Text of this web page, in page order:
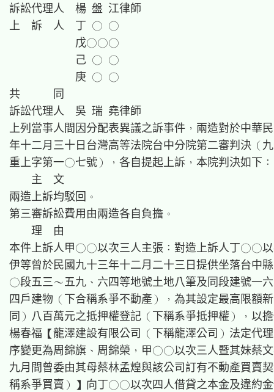
訴訟代理人　楊 盤 江律師
上　訴　人　丁 ○ ○
戊○○○
己 ○ ○
庚 ○ ○
共　　　同
訴訟代理人　吳 瑞 堯律師
上列當事人間因分配表異議之訴事件，兩造對於中華
年十二月三十日台灣高等法院台中分院第二審判決（
重上字第一○七號），各自提起上訴，本院判決如下：
    主  文
兩造上訴均駁回。
第三審訴訟費用由兩造各自負擔。
    理  由
本件上訴人甲○○以次三人主張：對造上訴人丁○○以
伊等曾於民國九十三年十二月二十三日提供坐落台中
○段五三～五九、六四等地號土地八筆及同段建號一
四戶建物（下合稱系爭不動產），為其設定最高限額
同）八百萬元之抵押權登記（下稱系爭抵押權），以
楊春福【龍澤建設有限公司（下稱龍澤公司）法定代
序變更為周錦旗、周錦榮，甲○○以次三人暨其妹蔡
九月間曾委由其母蔡林孟煌與該公司訂有不動產買賣
稱系爭買賣）】向丁○○以次四人借貸之本金及違約